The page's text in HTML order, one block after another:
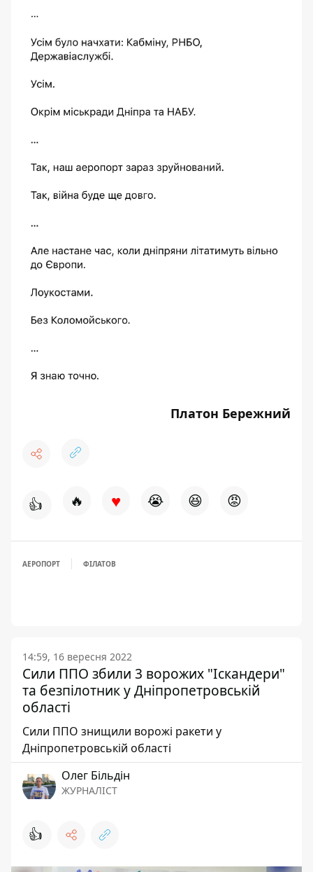
Платон Бережний
👍 🔥 ♥ 😭 😆 😡
АЕРОПОРТ ФІЛАТОВ
14:59, 16 вересня 2022
Сили ППО збили 3 ворожих "Іскандери"
та безпілотник у Дніпропетровській
області
Сили ППО знищили ворожі ракети у
Дніпропетровській області
Олег Більдін
ЖУРНАЛІСТ
👍